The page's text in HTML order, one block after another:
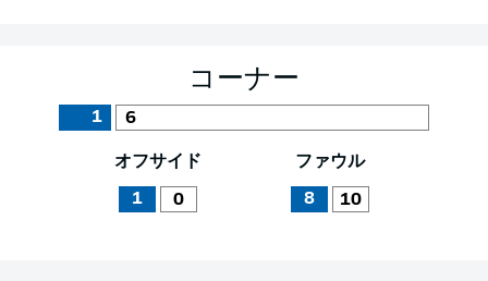
コーナー
1 6
オフサイド
1 0
ファウル
8 10